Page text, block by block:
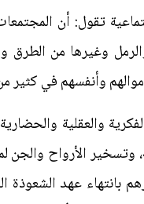
تقول: أن
وغيرها من الطرق
وأنفسهم في كثير
والعقلية
وتسخير الأرواح
بانتهاء عهد الشعوذة